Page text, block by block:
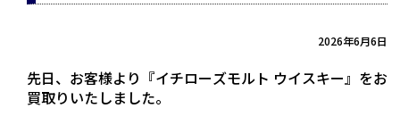
2026年6月6日
先日、お客様より『イチローズモルト ウイスキー』をお
買取りいたしました。